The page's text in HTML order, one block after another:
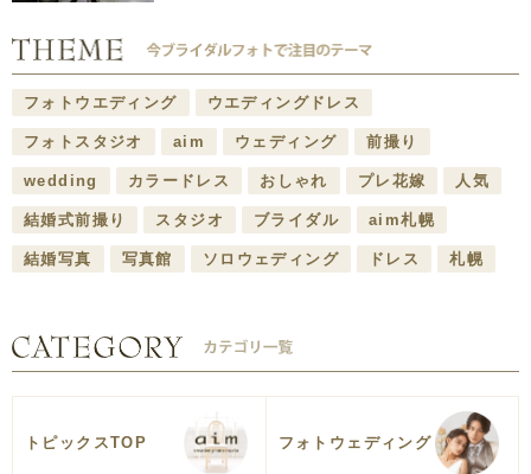
フォトウエディング ウエディングドレス
フォトスタジオ aim ウェディング 前撮り
wedding カラードレス おしゃれ プレ花嫁 人気
結婚式前撮り スタジオ ブライダル aim札幌
結婚写真 写真館 ソロウェディング ドレス 札幌
トピックスTOP フォトウェディング